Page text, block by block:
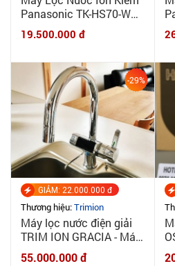
Panasonic TK-HS70-W
mới 100% - Combo máy
+ phụ kiện lọc thô, vòi,
19.500.000 đ
+
-29%
GIẢM: 22.000.000 đ
Thương hiệu:Trimion
Máy lọc nước điện giải
TRIM ION GRACIA - Máy
tạo ion kiềm TRIM ION
55.000.000 đ